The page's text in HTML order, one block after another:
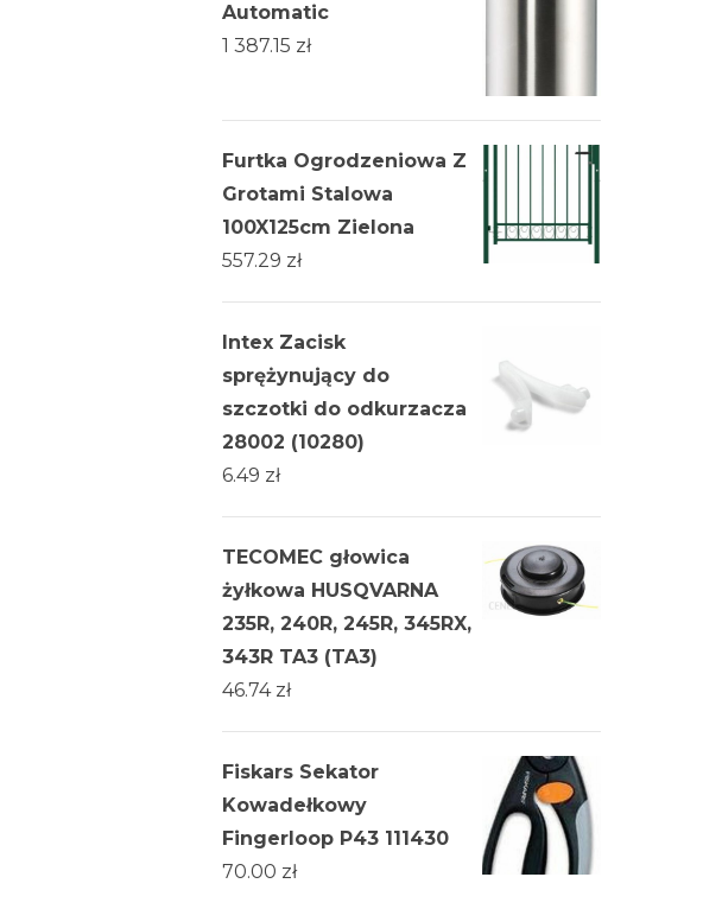
Automatic
1 387.15 zł
Furtka Ogrodzeniowa Z
Grotami Stalowa
100X125cm Zielona
557.29 zł
Intex Zacisk
sprężynujący do
szczotki do odkurzacza
28002 (10280)
6.49 zł
TECOMEC głowica
żyłkowa HUSQVARNA
235R, 240R, 245R, 345RX,
343R TA3 (TA3)
46.74 zł
Fiskars Sekator
Kowadełkowy
Fingerloop P43 111430
70.00 zł